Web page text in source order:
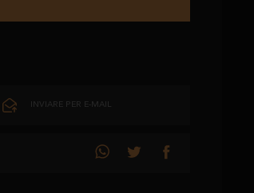
INVIARE PER E-MAIL